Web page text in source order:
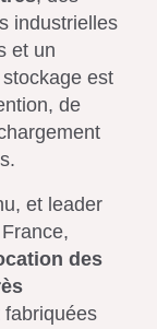
industrielles
et un
est
de
et leader
des